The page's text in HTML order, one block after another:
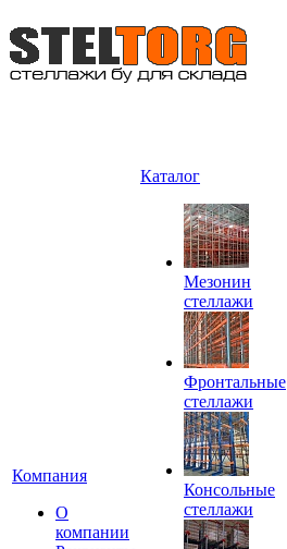
Компания
О
компании
Каталог
Мезонин
стеллажи
Фронтальные
стеллажи
Консольные
стеллажи